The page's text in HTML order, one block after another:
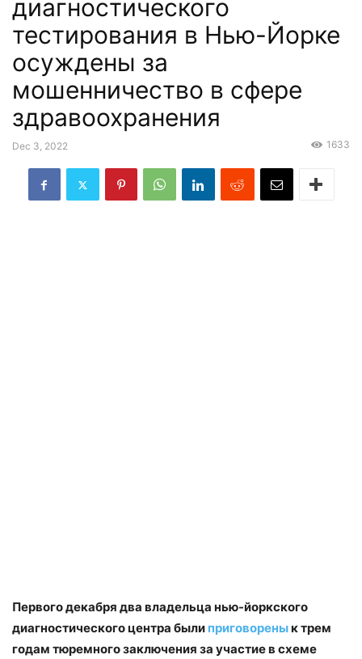
диагностического
тестирования в Нью-Йорке
осуждены за
мошенничество в сфере
здравоохранения
Dec 3, 2022 1633
Первого декабря два владельца нью-йоркского
диагностического центра были приговоренык трем
годам тюремного заключения за участие в схеме